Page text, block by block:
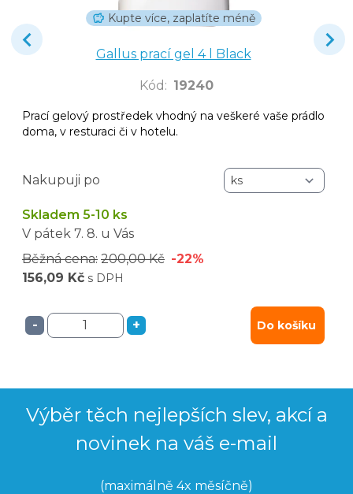
Kupte více, zaplatíte méně
Gallus prací gel 4 l Black
Kód : 19240
Prací gelový prostředek vhodný na veškeré vaše prádlo
doma, v resturaci či v hotelu.
Nakupuji po
Skladem 5-10 ks
V pátek 7. 8. u Vás
Běžná cena: 200,00 Kč -22%
156,09 Kč s DPH
- + Do košíku
Výběr těch nejlepších slev, akcí a
novinek na váš e-mail
(maximálně 4x měsíčně)